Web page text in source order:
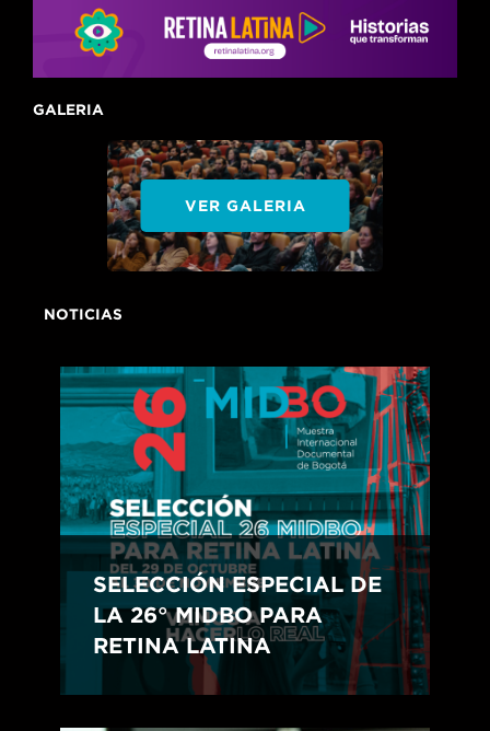
GALERIA
VER GALERIA
NOTICIAS
SELECCIÓN ESPECIAL DE
LA 26° MIDBO PARA
RETINA LATINA